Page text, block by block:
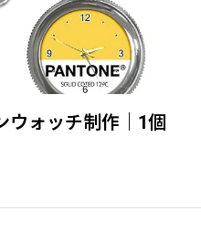
ウォッチ制作｜1個